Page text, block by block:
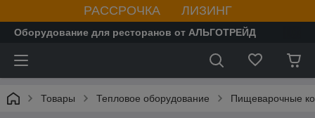
РАССРОЧКА ЛИЗИНГ
Оборудование для ресторанов от АЛЬГОТРЕЙД
Товары Тепловое оборудование Пищеварочные